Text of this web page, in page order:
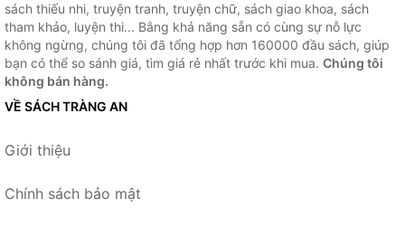
sách thiếu nhi, truyện tranh, truyện chữ, sách giao khoa, sách
tham khảo, luyện thi... Bằng khả năng sẵn có cùng sự nỗ lực
không ngừng, chúng tôi đã tổng hợp hơn 160000 đầu sách, giúp
bạn có thể so sánh giá, tìm giá rẻ nhất trước khi mua. Chúng tôi
không bán hàng.
VỀ SÁCH TRÀNG AN
Giới thiệu
Chính sách bảo mật